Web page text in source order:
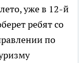
уже в 12-й
ребят со
по